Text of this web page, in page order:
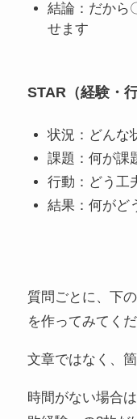
結論：だか
せます
STAR（経験・
状況：どんな
課題：何が課
行動：どう工
結果：何がど
質問ごとに、下
を作ってみてくだ
文章ではなく、
時間がない場合